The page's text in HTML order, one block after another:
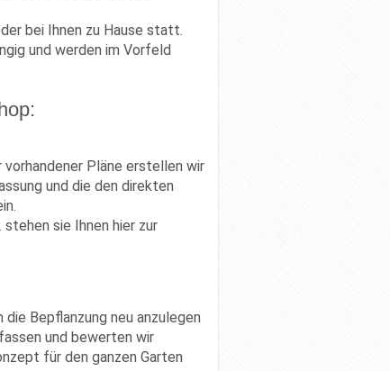
bei Ihnen zu Hause statt.
und werden im Vorfeld
Pläne erstellen wir
und die den direkten
sie Ihnen hier zur
Bepflanzung neu anzulegen
und bewerten wir
für den ganzen Garten